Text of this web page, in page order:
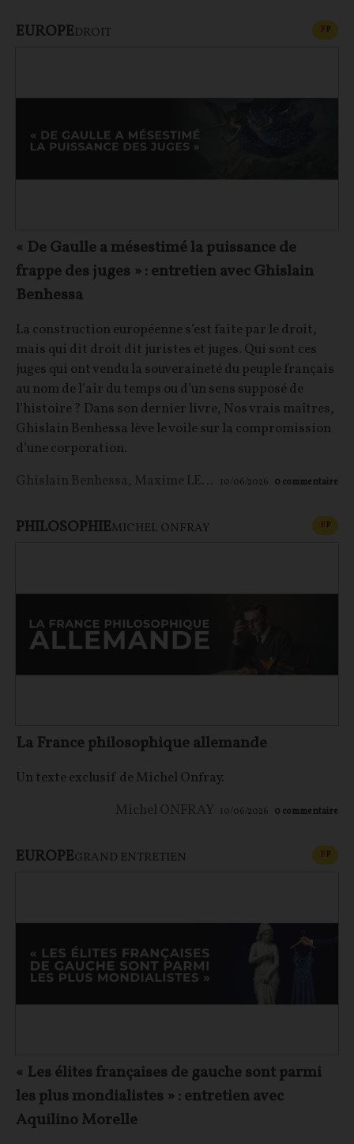
EUROPEDROIT FP
« De Gaulle a mésestimé la puissance de
frappe des juges » : entretien avec Ghislain
Benhessa
La construction européenne s’est faite par le droit,
mais qui dit droit dit juristes et juges. Qui sont ces
juges qui ont vendu la souveraineté du peuple français
au nom de l’air du temps ou d’un sens supposé de
l’histoire ? Dans son dernier livre, Nos vrais maîtres,
Ghislain Benhessa lève le voile sur la compromission
d’une corporation.
Ghislain Benhessa, Maxime LE NAGARD 10/06/2026 0 commentaire
PHILOSOPHIEMICHEL ONFRAY FP
La France philosophique allemande
Un texte exclusif de Michel Onfray.
Michel ONFRAY 10/06/2026 0 commentaire
EUROPEGRAND ENTRETIEN FP
« Les élites françaises de gauche sont parmi
les plus mondialistes » : entretien avec
Aquilino Morelle